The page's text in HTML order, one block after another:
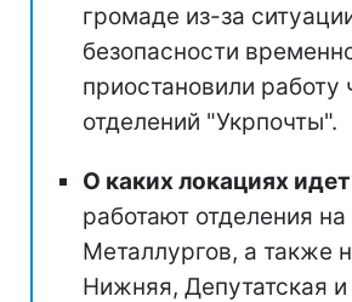
громаде из-за
безопасности
приостановили работу
отделений "Укрпочты".
О каких локациях
работают отделения
Металлургов, а также
Нижняя, Депутатская